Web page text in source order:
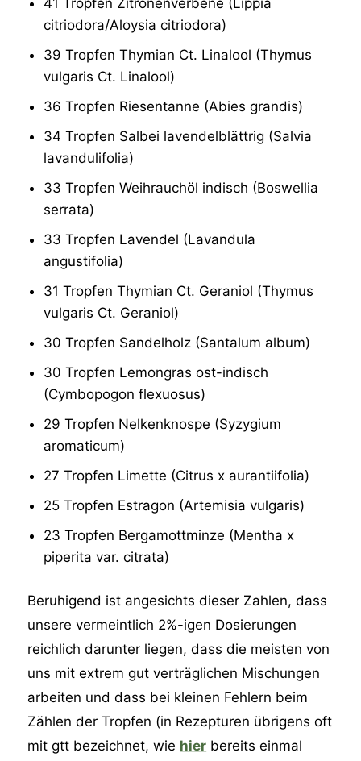
citriodora/Aloysia citriodora)
39 Tropfen Thymian Ct. Linalool (Thymus
vulgaris Ct. Linalool)
36 Tropfen Riesentanne (Abies grandis)
34 Tropfen Salbei lavendelblättrig (Salvia
lavandulifolia)
33 Tropfen Weihrauchöl indisch (Boswellia
serrata)
33 Tropfen Lavendel (Lavandula
angustifolia)
31 Tropfen Thymian Ct. Geraniol (Thymus
vulgaris Ct. Geraniol)
30 Tropfen Sandelholz (Santalum album)
30 Tropfen Lemongras ost-indisch
(Cymbopogon flexuosus)
29 Tropfen Nelkenknospe (Syzygium
aromaticum)
27 Tropfen Limette (Citrus x aurantiifolia)
25 Tropfen Estragon (Artemisia vulgaris)
23 Tropfen Bergamottminze (Mentha x
piperita var. citrata)
Beruhigend ist angesichts dieser Zahlen, dass
unsere vermeintlich 2%-igen Dosierungen
reichlich darunter liegen, dass die meisten von
uns mit extrem gut verträglichen Mischungen
arbeiten und dass bei kleinen Fehlern beim
Zählen der Tropfen (in Rezepturen übrigens oft
mit gtt bezeichnet, wie hier bereits einmal